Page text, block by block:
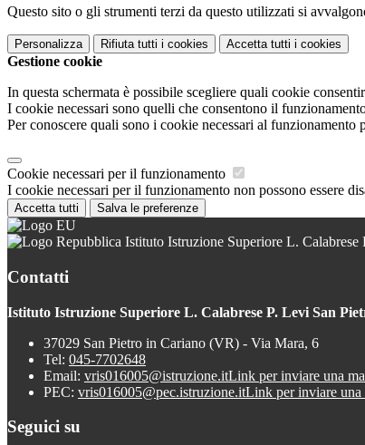
Questo sito o gli strumenti terzi da questo utilizzati si
Personalizza Rifiuta tutti i cookies Accetta tutti i cookies
Gestione cookie
In questa schermata è possibile scegliere quali cookie
I cookie necessari sono quelli che consentono il
Per conoscere quali sono i cookie necessari al funzionamento
Cookie necessari per il funzionamento
I cookie necessari per il funzionamento non possono essere
Accetta tutti Salva le preferenze
Istituto Istruzione Superiore L.
Contatti
Istituto Istruzione Superiore L. Calabrese P. Levi San
37029 San Pietro in Cariano (VR) - Via Mara, 6
Tel: 045-7702648
Email: vris016005@istruzione.itLink per inviare una
PEC: vris016005@pec.istruzione.itLink per inviare una
Seguici su